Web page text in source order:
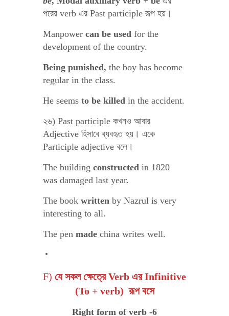
পরের verb এর Past participle রূপ হয়।
Manpower can be used for the
development of the country.
Being punished, the boy has become
regular in the class.
He seems to be killed in the accident.
২৬) Past participle কখনও আবার
Adjective হিসাবে ব্যবহৃত হয়। একে
Participle adjective বলে।
The building constructed in 1820
was damaged last year.
The book written by Nazrul is very
interesting to all.
The pen made china writes well.
F) যে সকল ক্ষেত্রে Verb এর Infinitive
(To + verb) রূপ বসে
Right form of verb -6